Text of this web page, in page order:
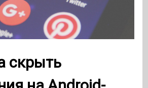
скрыть